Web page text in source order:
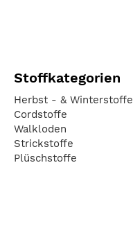
Stoffkategorien
Herbst - & Winterstoffe
Cordstoffe
Walkloden
Strickstoffe
Plüschstoffe